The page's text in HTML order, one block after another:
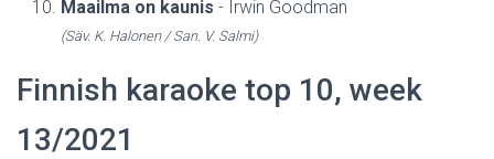
Maailma on kaunis - Irwin Goodman
(Säv. K. Halonen / San. V. Salmi)
Finnish karaoke top 10, week
13/2021